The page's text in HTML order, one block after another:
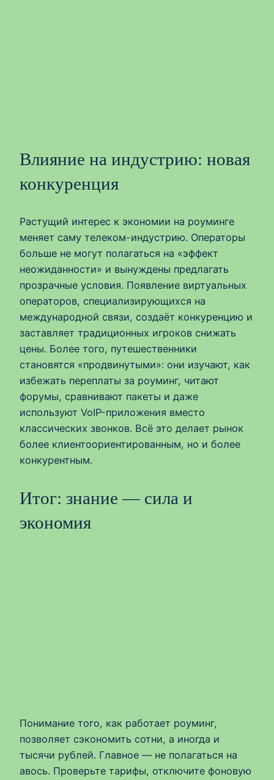
Влияние на индустрию: новая
конкуренция
Растущий интерес к экономии на роуминге
меняет саму телеком-индустрию. Операторы
больше не могут полагаться на «эффект
неожиданности» и вынуждены предлагать
прозрачные условия. Появление виртуальных
операторов, специализирующихся на
международной связи, создаёт конкуренцию и
заставляет традиционных игроков снижать
цены. Более того, путешественники
становятся «продвинутыми»: они изучают, как
избежать переплаты за роуминг, читают
форумы, сравнивают пакеты и даже
используют VoIP-приложения вместо
классических звонков. Всё это делает рынок
более клиентоориентированным, но и более
конкурентным.
Итог: знание — сила и
экономия
Понимание того, как работает роуминг,
позволяет сэкономить сотни, а иногда и
тысячи рублей. Главное — не полагаться на
авось. Проверьте тарифы, отключите фоновую